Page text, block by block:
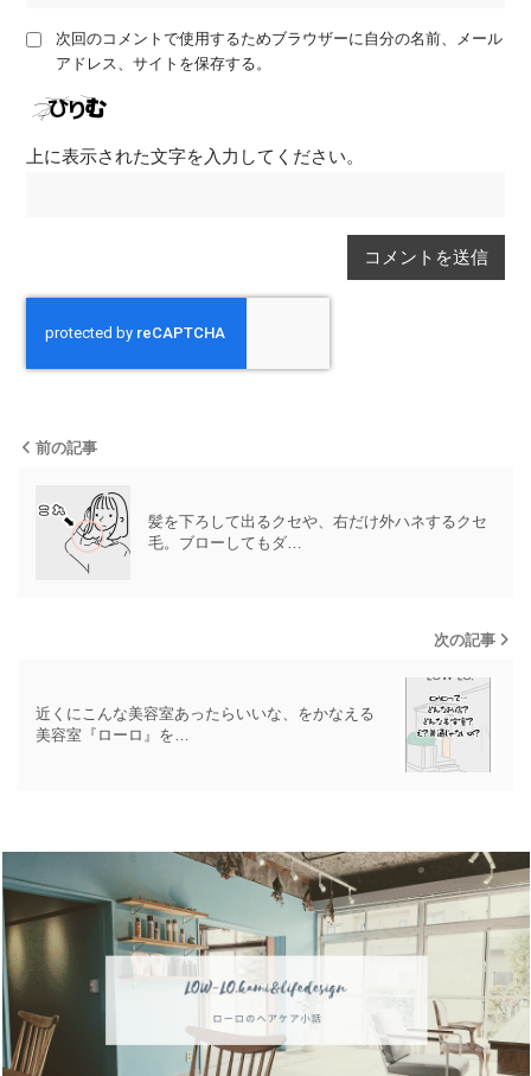
次回のコメントで使用するためブラウザーに自分の名前、メール
アドレス、サイトを保存する。
上に表示された文字を入力してください。
前の記事
髪を下ろして出るクセや、右だけ外ハネするクセ
毛。ブローしてもダ…
次の記事
近くにこんな美容室あったらいいな、をかなえる
美容室『ローロ』を…